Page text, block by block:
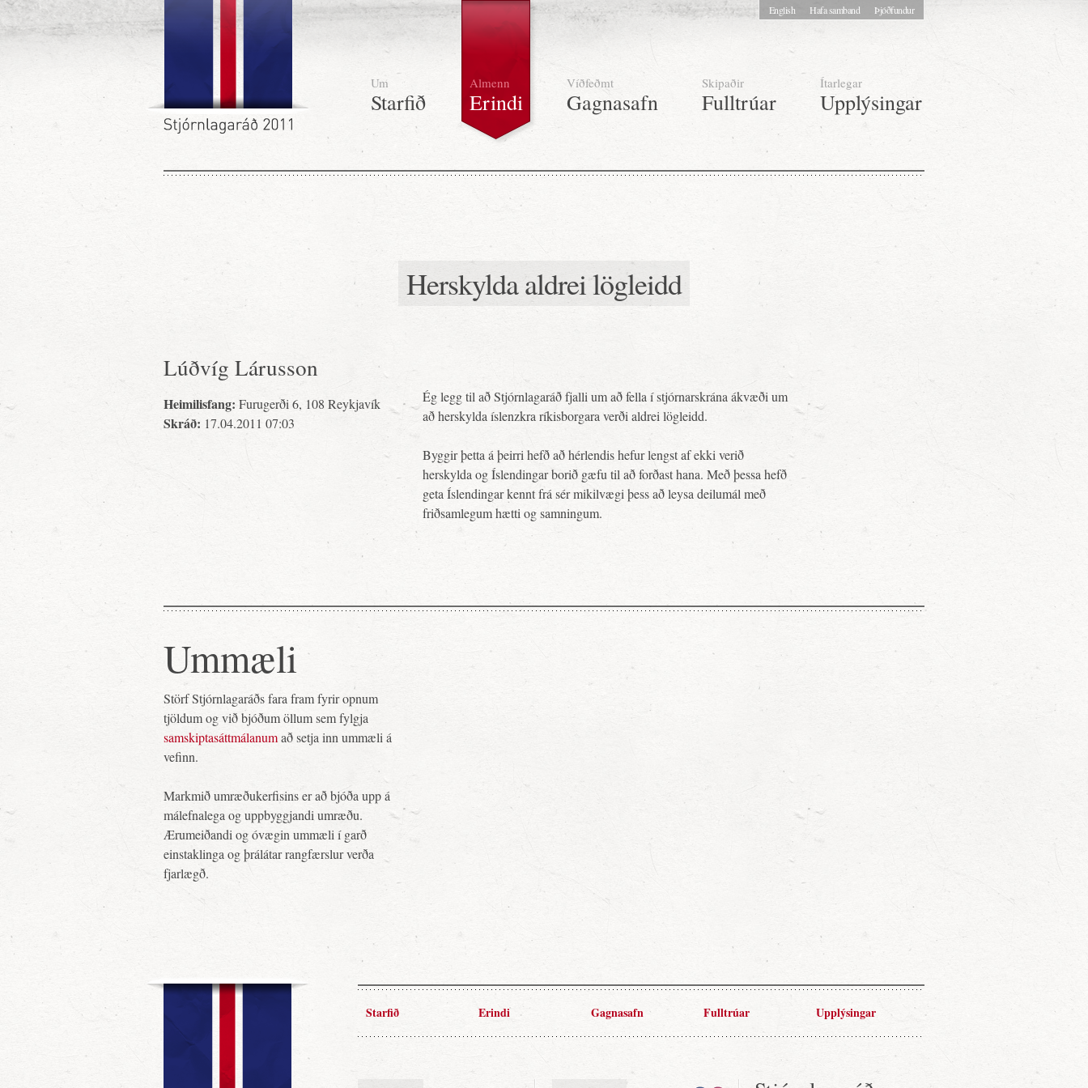
Um
Starfið
Almenn
Erindi
Víðfeðmt
Gagnasafn
Skipaðir
Fulltrúar
Ítarlegar
Upplýsingar
English Hafa samband Þjóðfundur
Herskylda aldrei lögleidd
Lúðvíg Lárusson
Heimilisfang: Furugerði 6, 108 Reykjavík
Skráð: 17.04.2011 07:03
Ég legg til að Stjórnlagaráð fjalli um að fella í stjórnarskrána ákvæði um
að herskylda íslenzkra ríkisborgara verði aldrei lögleidd.
Byggir þetta á þeirri hefð að hérlendis hefur lengst af ekki verið
herskylda og Íslendingar borið gæfu til að forðast hana. Með þessa hefð
geta Íslendingar kennt frá sér mikilvægi þess að leysa deilumál með
friðsamlegum hætti og samningum.
Ummæli
Störf Stjórnlagaráðs fara fram fyrir opnum
tjöldum og við bjóðum öllum sem fylgja
samskiptasáttmálanumað setja inn ummæli á
vefinn.
Markmið umræðukerfisins er að bjóða upp á
málefnalega og uppbyggjandi umræðu.
Ærumeiðandi og óvægin ummæli í garð
einstaklinga og þrálátar rangfærslur verða
fjarlægð.
Starfið Erindi Gagnasafn Fulltrúar Upplýsingar